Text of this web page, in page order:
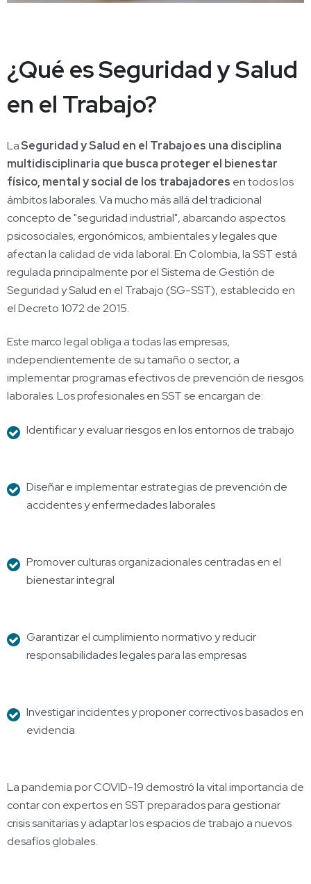
¿Qué es Seguridad y Salud
en el Trabajo?
LaSeguridad y Salud en el Trabajoes una disciplina
multidisciplinaria que busca proteger el bienestar
físico, mental y social de los trabajadores en todos los
ámbitos laborales. Va mucho más allá del tradicional
concepto de "seguridad industrial", abarcando aspectos
psicosociales, ergonómicos, ambientales y legales que
afectan la calidad de vida laboral. En Colombia, la SST está
regulada principalmente por el Sistema de Gestión de
Seguridad y Salud en el Trabajo (SG-SST), establecido en
el Decreto 1072 de 2015.
Este marco legal obliga a todas las empresas,
independientemente de su tamaño o sector, a
implementar programas efectivos de prevención de riesgos
laborales. Los profesionales en SST se encargan de:
Identificar y evaluar riesgos en los entornos de trabajo
Diseñar e implementar estrategias de prevención de
accidentes y enfermedades laborales
Promover culturas organizacionales centradas en el
bienestar integral
Garantizar el cumplimiento normativo y reducir
responsabilidades legales para las empresas
Investigar incidentes y proponer correctivos basados en
evidencia
La pandemia por COVID-19 demostró la vital importancia de
contar con expertos en SST preparados para gestionar
crisis sanitarias y adaptar los espacios de trabajo a nuevos
desafíos globales.